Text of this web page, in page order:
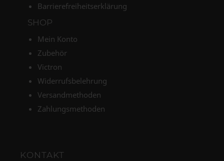
Barrierefreiheitserklärung
SHOP
Mein Konto
Zubehör
Victron
Widerrufsbelehrung
Versandmethoden
Zahlungsmethoden
KONTAKT